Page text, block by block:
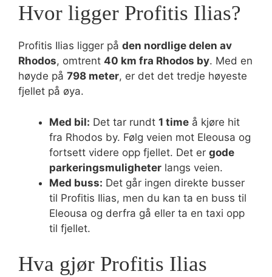
Hvor ligger Profitis Ilias?
Profitis Ilias ligger på den nordlige delen av
Rhodos, omtrent 40 km fra Rhodos by. Med en
høyde på 798 meter, er det det tredje høyeste
fjellet på øya.
Med bil: Det tar rundt 1 time å kjøre hit
fra Rhodos by. Følg veien mot Eleousa og
fortsett videre opp fjellet. Det er gode
parkeringsmuligheter langs veien.
Med buss: Det går ingen direkte busser
til Profitis Ilias, men du kan ta en buss til
Eleousa og derfra gå eller ta en taxi opp
til fjellet.
Hva gjør Profitis Ilias